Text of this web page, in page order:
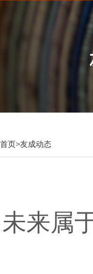
首页>友成动态
未来属